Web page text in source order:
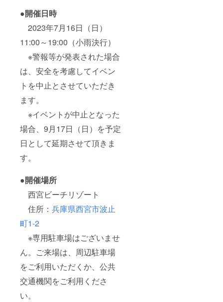
●開催日時
2023年7月16日（日）
11:00～19:00（小雨決行）
※警報等が発表された場合
は、安全を考慮してイベン
トを中止とさせていただき
ます。
※イベントが中止となった
場合、9月17日（日）を予定
日として延期させて頂きま
す。
●開催場所
西宮ビーチリゾート
住所： 兵庫県西宮市波止
町1-2
※専用駐車場はございませ
ん。ご来場は、周辺駐車場
をご利用いただくか、公共
交通機関をご利用くださ
い。